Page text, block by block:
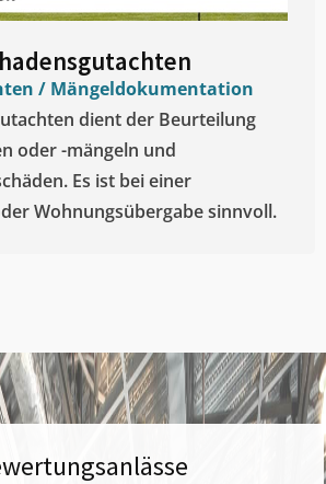
/ Mängeldokumentation
dient der Beurteilung
oder -mängeln und
Es ist bei einer
Wohnungsübergabe sinnvoll.